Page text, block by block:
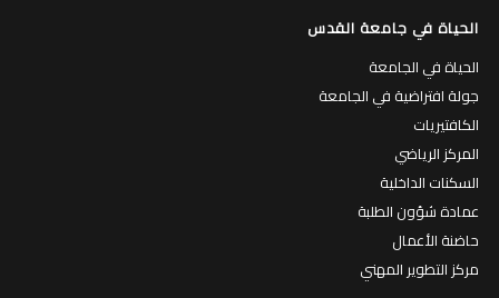
الحياة في جامعة القدس
الحياة في الجامعة
جولة افتراضية في الجامعة
الكافتيريات
المركز الرياضي
السكنات الداخلية
عمادة شؤون الطلبة
حاضنة الأعمال
مركز التطوير المهني